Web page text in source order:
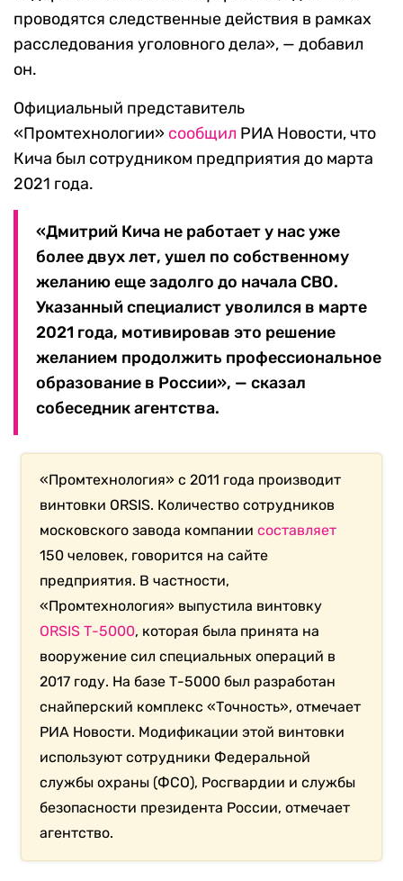
проводятся следственные действия в рамках
расследования уголовного дела», — добавил
он.
Официальный представитель
«Промтехнологии» сообщил РИА Новости, что
Кича был сотрудником предприятия до марта
2021 года.
«Дмитрий Кича не работает у нас уже
более двух лет, ушел по собственному
желанию еще задолго до начала СВО.
Указанный специалист уволился в марте
2021 года, мотивировав это решение
желанием продолжить профессиональное
образование в России», — сказал
собеседник агентства.
«Промтехнология» с 2011 года производит
винтовки ORSIS. Количество сотрудников
московского завода компаниисоставляет
150 человек, говорится на сайте
предприятия. В частности,
«Промтехнология» выпустила винтовку
ORSIS Т-5000, которая была принята на
вооружение сил специальных операций в
2017 году. На базе Т-5000 был разработан
снайперский комплекс «Точность», отмечает
РИА Новости. Модификации этой винтовки
используют сотрудники Федеральной
службы охраны (ФСО), Росгвардии и службы
безопасности президента России, отмечает
агентство.